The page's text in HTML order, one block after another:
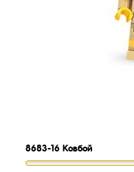
8683-16 Ковбой